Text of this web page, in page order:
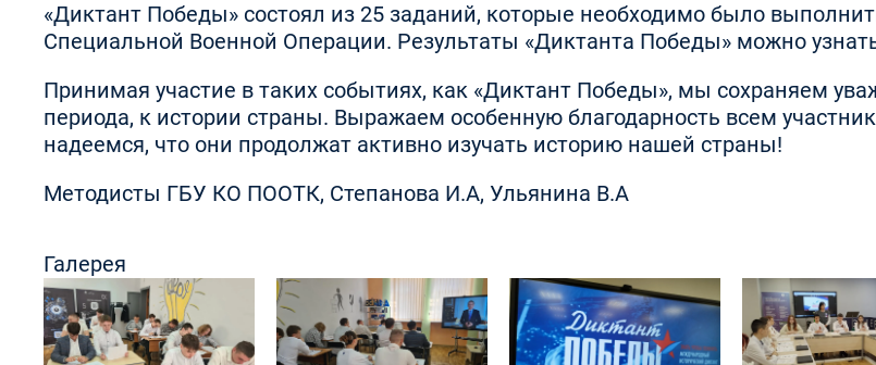
«Диктант Победы» состоял из 25 заданий, которые необходимо было
Специальной Военной Операции. Результаты «Диктанта Победы» можно
Принимая участие в таких событиях, как «Диктант Победы», мы сохраняем
периода, к истории страны. Выражаем особенную благодарность всем
надеемся, что они продолжат активно изучать историю нашей страны!
Методисты ГБУ КО ПООТК, Степанова И.А, Ульянина В.А
Галерея